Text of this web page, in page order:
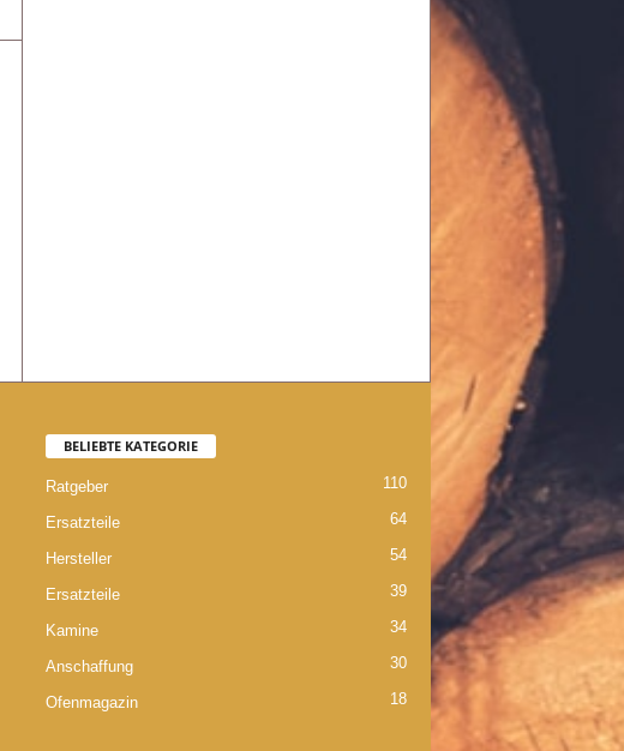
BELIEBTE KATEGORIE
Ratgeber 110
Ersatzteile 64
Hersteller 54
Ersatzteile 39
Kamine 34
Anschaffung 30
Ofenmagazin 18